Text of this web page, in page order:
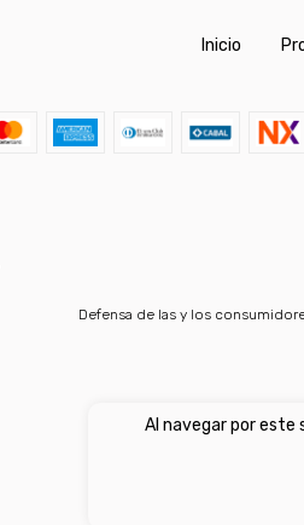
Al navegar por este
Inicio
Defensa de las y los